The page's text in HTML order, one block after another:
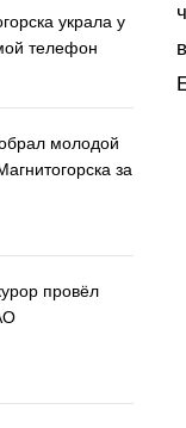
украла у
телефон
молодой
за
провёл